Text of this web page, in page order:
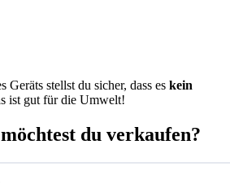
Geräts stellst du sicher, dass es kein
ist gut für die Umwelt!
du verkaufen?